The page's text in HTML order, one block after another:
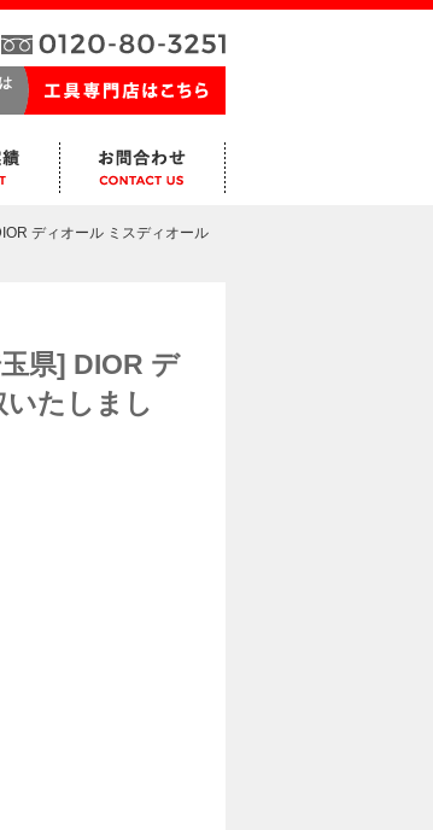
ディオール ミスディオール
県] DIOR デ
いたしまし